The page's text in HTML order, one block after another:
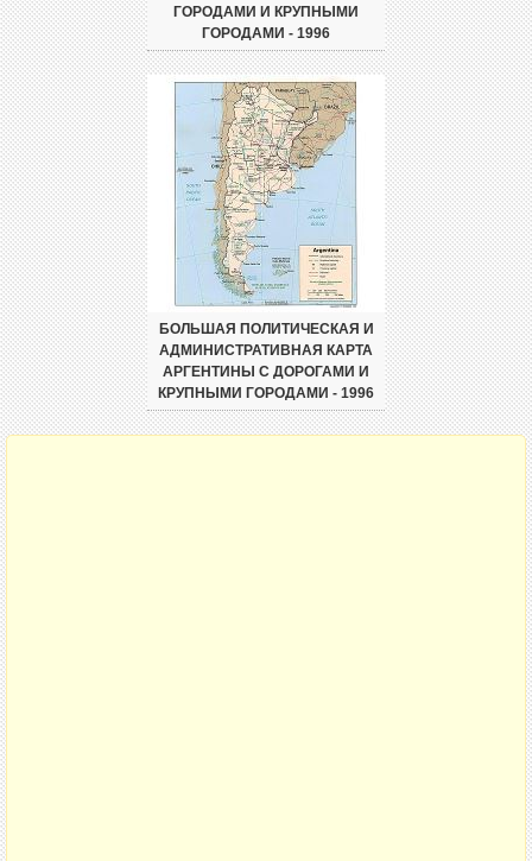
ГОРОДАМИ И КРУПНЫМИ
ГОРОДАМИ - 1996
БОЛЬШАЯ ПОЛИТИЧЕСКАЯ И
АДМИНИСТРАТИВНАЯ КАРТА
АРГЕНТИНЫ С ДОРОГАМИ И
КРУПНЫМИ ГОРОДАМИ - 1996